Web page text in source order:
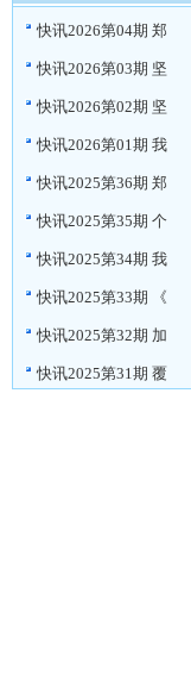
快讯2026第04期 郑
快讯2026第03期 坚
快讯2026第02期 坚
快讯2026第01期 我
快讯2025第36期 郑
快讯2025第35期 个
快讯2025第34期 我
快讯2025第33期 《
快讯2025第32期 加
快讯2025第31期 覆